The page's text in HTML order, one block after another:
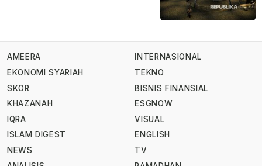
AMEERA
EKONOMI SYARIAH
SKOR
KHAZANAH
IQRA
ISLAM DIGEST
NEWS
INTERNASIONAL
TEKNO
BISNIS FINANSIAL
ESGNOW
VISUAL
ENGLISH
TV